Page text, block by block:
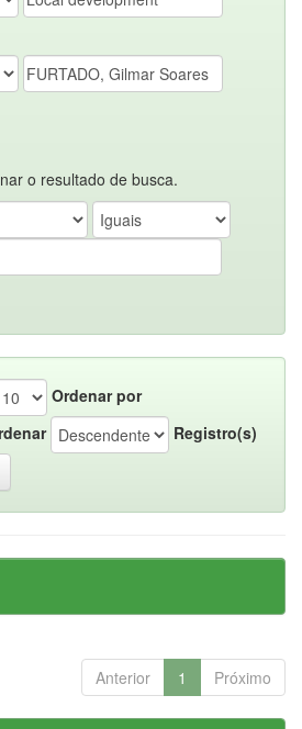
o resultado de busca.
Ordenar por
Registro(s)
Anterior 1 Próximo